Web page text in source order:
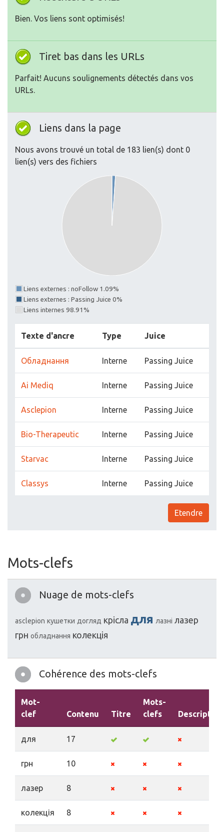
Bien. Vos liens sont optimisés!
Tiret bas dans les URLs
Parfait! Aucuns soulignements détectés dans vos
URLs.
Liens dans la page
Nous avons trouvé un total de 183 lien(s) dont 0
lien(s) vers des fichiers
Liens externes : noFollow 1.09%
Liens externes : Passing Juice 0%
Liens internes 98.91%
Texte d'ancre Type Juice
Обладнання Interne Passing Juice
Ai Mediq Interne Passing Juice
Asclepion Interne Passing Juice
Bio-Therapeutic Interne Passing Juice
Starvac Interne Passing Juice
Classys Interne Passing Juice
Etendre
Mots-clefs
Nuage de mots-clefs
asclepion кушетки догляд крісла для лазні лазер
грн обладнання колекція
Cohérence des mots-clefs
Mot-
clef
Contenu Titre
Mots-
clefs
Description
для 17
грн 10
лазер 8
колекція 8